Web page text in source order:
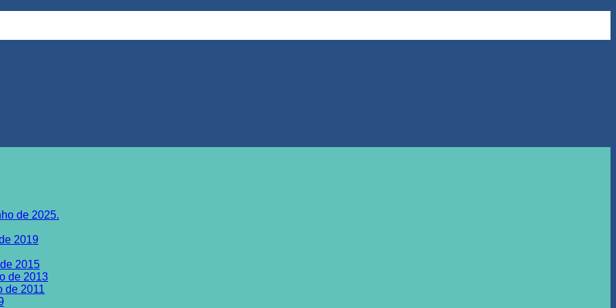
de 2025.
2019
2015
de 2013
de 2011